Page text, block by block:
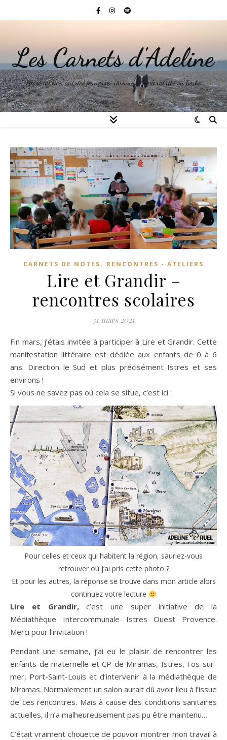
Les Carnets d'Adeline
Illustratrice, autrice jeunesse, rêveuse et exploratrice en herbe.
CARNETS DE NOTES, RENCONTRES - ATELIERS
Lire et Grandir –
rencontres scolaires
31 mars 2021
Fin mars, j’étais invitée à participer à Lire et Grandir. Cette
manifestation littéraire est dédiée aux enfants de 0 à 6
ans. Direction le Sud et plus précisément Istres et ses
environs !
Si vous ne savez pas où cela se situe, c’est ici :
Pour celles et ceux qui habitent la région, sauriez-vous
retrouver où j’ai pris cette photo ?
Et pour les autres, la réponse se trouve dans mon article alors
continuez votre lecture
Lire et Grandir,c’est une super initiative de la
Médiathèque Intercommunale Istres Ouest Provence.
Merci pour l’invitation !
Pendant une semaine, j’ai eu le plaisir de rencontrer les
enfants de maternelle et CP de Miramas, Istres, Fos-sur-
mer, Port-Saint-Louis et d’intervenir à la médiathèque de
Miramas. Normalement un salon aurait dû avoir lieu à l’issue
de ces rencontres. Mais à cause des conditions sanitaires
actuelles, il n’a malheureusement pas pu être maintenu…
C’était vraiment chouette de pouvoir montrer mon travail à